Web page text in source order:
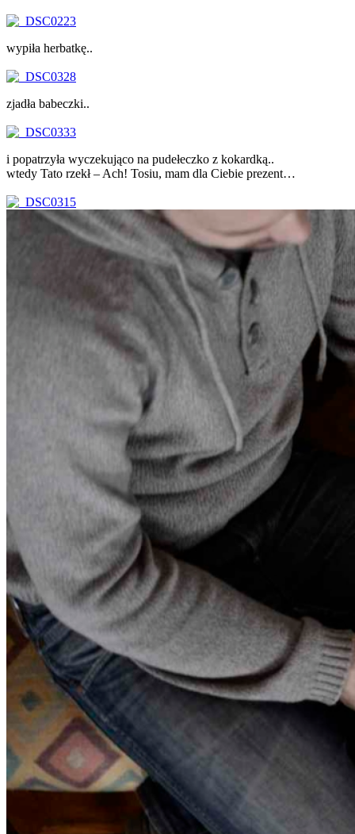
wypiła herbatkę..
zjadła babeczki..
i popatrzyła wyczekująco na pudełeczko z kokardką..
wtedy Tato rzekł – Ach! Tosiu, mam dla Ciebie prezent…